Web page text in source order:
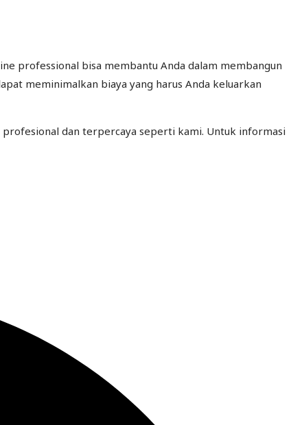
professional bisa membantu Anda dalam membangun
meminimalkan biaya yang harus Anda keluarkan
dan terpercaya seperti kami. Untuk informasi